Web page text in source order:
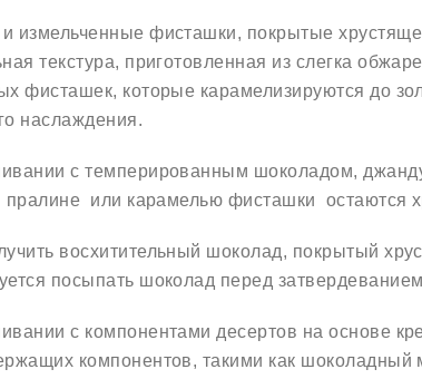
измельченные фисташки, покрытые
текстура, приготовленная из слегка
фисташек, которые карамелизируются до
наслаждения.
с темперированным шоколадом,
или карамелью фисташки остаются
восхитительный шоколад, покрытый
посыпать шоколад перед
с компонентами десертов на основе
компонентов, такими как шоколадный